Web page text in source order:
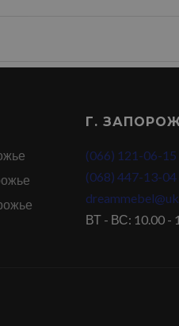
Г.
(066) 121-06-15
(068) 447-13-04
ВТ - ВС: 10.00 -